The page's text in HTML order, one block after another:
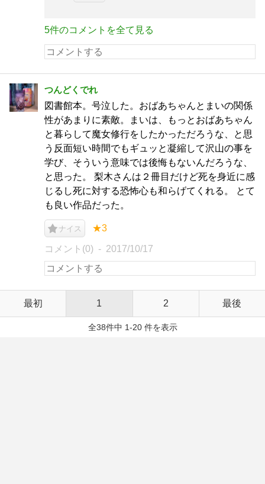
5件のコメントを全て見る
つんどくでれ
図書館本。号泣した。おばあちゃんとまいの関係
性があまりに素敵。まいは、もっとおばあちゃん
と暮らして魔女修行をしたかっただろうな、と思
う反面短い時間でもギュッと凝縮して沢山の事を
学び、そういう意味では後悔もないんだろうな、
と思った。 梨木さんは２冊目だけど死を身近に感
じるし死に対する恐怖心も和らげてくれる。 とて
も良い作品だった。
ナイス ★3
コメント(0) 2017/10/17
最初 1 2 最後
全38件中 1-20 件を表示